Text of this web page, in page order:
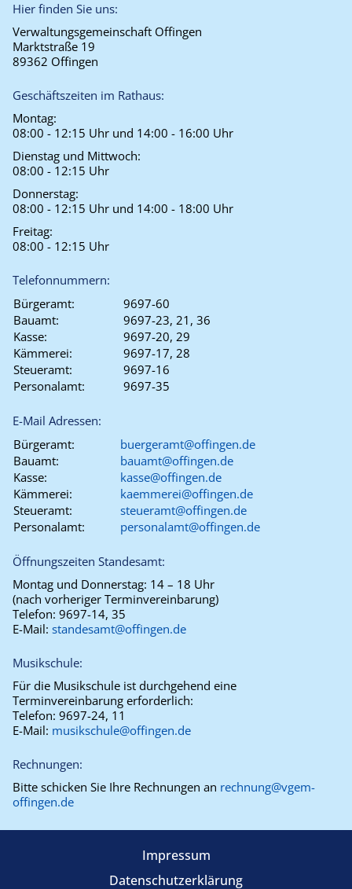
Hier finden Sie uns:
Verwaltungsgemeinschaft Offingen
Marktstraße 19
89362 Offingen
Geschäftszeiten im Rathaus:
Montag:
08:00 - 12:15 Uhr und 14:00 - 16:00 Uhr
Dienstag und Mittwoch:
08:00 - 12:15 Uhr
Donnerstag:
08:00 - 12:15 Uhr und 14:00 - 18:00 Uhr
Freitag:
08:00 - 12:15 Uhr
Telefonnummern:
Bürgeramt:
9697-60
Bauamt:
9697-23, 21, 36
Kasse:
9697-20, 29
Kämmerei:
9697-17, 28
Steueramt:
9697-16
Personalamt:
9697-35
E-Mail Adressen:
Bürgeramt:
buergeramt@offingen.de
Bauamt:
bauamt@offingen.de
Kasse:
kasse@offingen.de
Kämmerei:
kaemmerei@offingen.de
Steueramt:
steueramt@offingen.de
Personalamt:
personalamt@offingen.de
Öffnungszeiten Standesamt:
Montag und Donnerstag: 14 – 18 Uhr
(nach vorheriger Terminvereinbarung)
Telefon: 9697-14, 35
E-Mail: standesamt@offingen.de
Musikschule:
Für die Musikschule ist durchgehend eine
Terminvereinbarung erforderlich:
Telefon: 9697-24, 11
E-Mail: musikschule@offingen.de
Rechnungen:
Bitte schicken Sie Ihre Rechnungen an rechnung@vgem-
offingen.de
Impressum
Datenschutzerklärung